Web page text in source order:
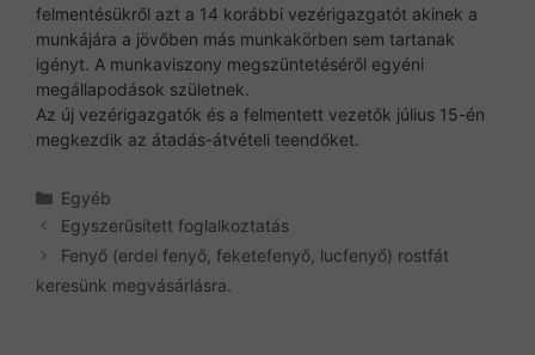
felmentésükről azt a 14 korábbi vezérigazgatót akinek a
munkájára a jövőben más munkakörben sem tartanak
igényt. A munkaviszony megszüntetéséről egyéni
megállapodások születnek.
Az új vezérigazgatók és a felmentett vezetők július 15-én
megkezdik az átadás-átvételi teendőket.
Kategória
Egyéb
Egyszerűsített foglalkoztatás
Fenyő (erdei fenyő, feketefenyő, lucfenyő) rostfát
keresünk megvásárlásra.